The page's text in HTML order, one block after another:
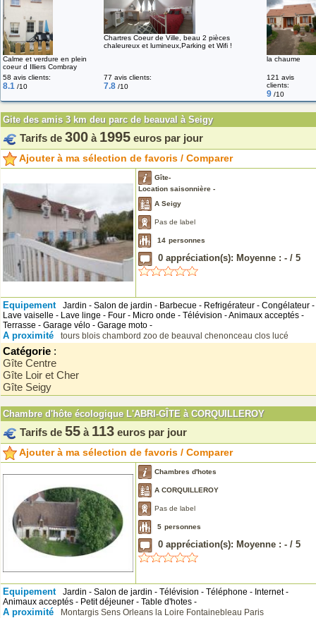
Calme et verdure en plein
coeur d Illiers Combray
Chartres Coeur de Ville, beau 2 pièces
chaleureux et lumineux,Parking et Wifi !
la chaume
58 avis clients:
8.1 /10
77 avis clients:
7.8 /10
121 avis
clients:
9 /10
Gite des amis 3 km deu parc de beauval à Seigy
Tarifs de 300 à 1995 euros par jour
Ajouter à ma sélection de favoris / Comparer
Gîte-
Location saisonnière -
A Seigy
Pas de label
14 personnes
0 appréciation(s): Moyenne : - / 5
Equipement
Jardin - Salon de jardin - Barbecue - Refrigérateur - Congélateur -
Lave vaiselle - Lave linge - Four - Micro onde - Télévision - Animaux acceptés -
Terrasse - Garage vélo - Garage moto -
A proximité tours blois chambord zoo de beauval chenonceau clos lucé
Catégorie :
Gîte Centre
Gîte Loir et Cher
Gîte Seigy
Chambre d'hôte écologique L'ABRI-GÎTE à CORQUILLEROY
Tarifs de 55 à 113 euros par jour
Ajouter à ma sélection de favoris / Comparer
Chambres d'hotes
A CORQUILLEROY
Pas de label
5 personnes
0 appréciation(s): Moyenne : - / 5
Equipement
Jardin - Salon de jardin - Télévision - Téléphone - Internet -
Animaux acceptés - Petit déjeuner - Table d'hotes -
A proximité Montargis Sens Orleans la Loire Fontainebleau Paris